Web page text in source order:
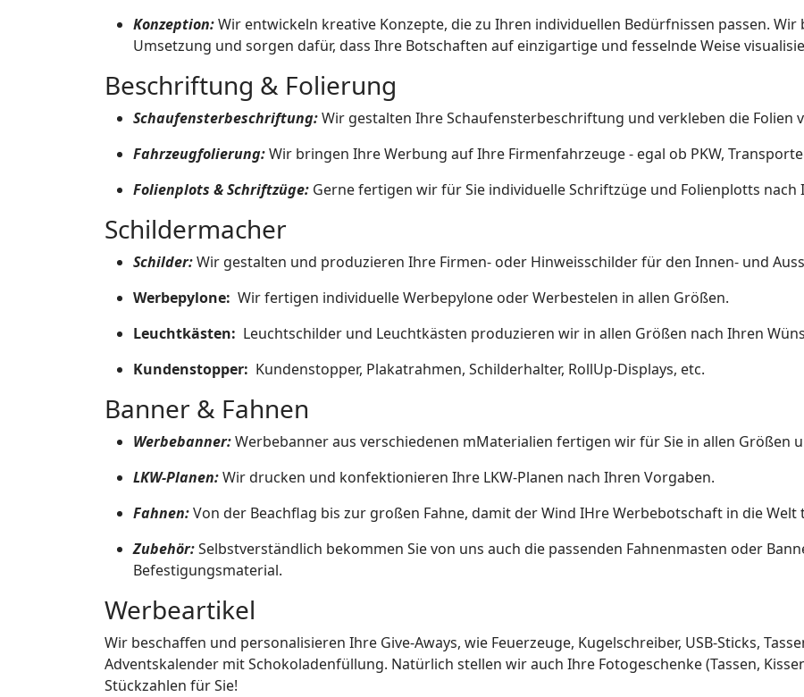
Konzeption:Wir entwickeln kreative Konzepte, die zu Ihren individuellen Bedürfnissen passen.
Umsetzung und sorgen dafür, dass Ihre Botschaften auf einzigartige und fesselnde Weise
Beschriftung & Folierung
Schaufensterbeschriftung:Wir gestalten Ihre Schaufensterbeschriftung und verkleben die Folien
Fahrzeugfolierung:Wir bringen Ihre Werbung auf Ihre Firmenfahrzeuge - egal ob PKW,
Folienplots & Schriftzüge: Gerne fertigen wir für Sie individuelle Schriftzüge und Folienplotts nach
Schildermacher
Schilder:Wir gestalten und produzieren Ihre Firmen- oder Hinweisschilder für den Innen- und
Werbepylone: Wir fertigen individuelle Werbepylone oder Werbestelen in allen Größen.
Leuchtkästen: Leuchtschilder und Leuchtkästen produzieren wir in allen Größen nach Ihren
Kundenstopper: Kundenstopper, Plakatrahmen, Schilderhalter, RollUp-Displays, etc.
Banner & Fahnen
Werbebanner:Werbebanner aus verschiedenen mMaterialien fertigen wir für Sie in allen Größen
LKW-Planen:Wir drucken und konfektionieren Ihre LKW-Planen nach Ihren Vorgaben.
Fahnen:Von der Beachflag bis zur großen Fahne, damit der Wind IHre Werbebotschaft in die Welt
Zubehör:Selbstverständlich bekommen Sie von uns auch die passenden Fahnenmasten oder
Befestigungsmaterial.
Werbeartikel
Wir beschaffen und personalisieren Ihre Give-Aways, wie Feuerzeuge, Kugelschreiber, USB-Sticks,
Adventskalender mit Schokoladenfüllung. Natürlich stellen wir auch Ihre Fotogeschenke (Tassen,
Stückzahlen für Sie!